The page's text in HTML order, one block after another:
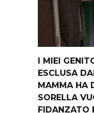
I MIEI
ESCLUSA
MAMMA HA
SORELLA
FIDANZATO